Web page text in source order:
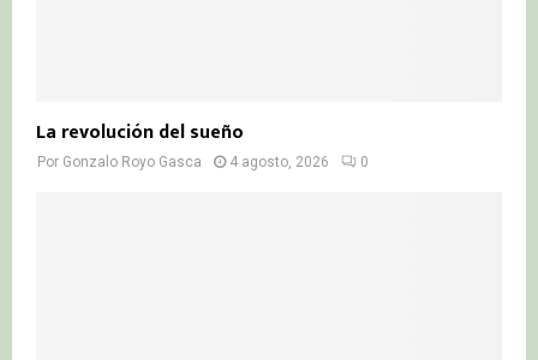
La revolución del sueño
Por Gonzalo Royo Gasca 4 agosto, 2026 0